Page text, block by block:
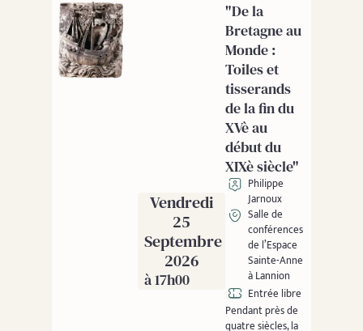
Vendredi
25
Septembre
2026
à 17h00
"De la
Bretagne au
Monde :
Toiles et
tisserands
de la fin du
XVè au
début du
XIXè siècle"
Philippe
Jarnoux
Salle de
conférences
de l’Espace
Sainte-Anne
à Lannion
Entrée libre
Pendant près de
quatre siècles, la